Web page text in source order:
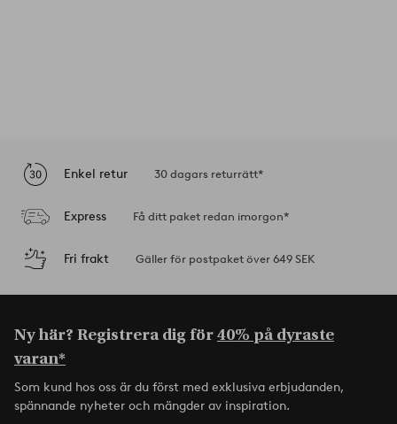
Enkel retur 30 dagars returrätt*
Express Få ditt paket redan imorgon*
Fri frakt Gäller för postpaket över 649 SEK
Ny här? Registrera dig för40% på dyraste
varan*
Som kund hos oss är du först med exklusiva erbjudanden,
spännande nyheter och mängder av inspiration.